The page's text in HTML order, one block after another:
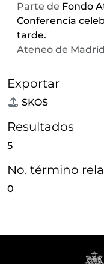
Parte de Fondo
Conferencia
tarde.
Ateneo de Madrid
Exportar
SKOS
Resultados
5
No. término
0